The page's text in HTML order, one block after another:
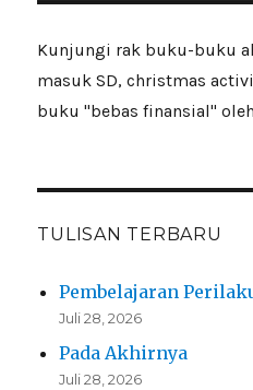
Kunjungi rak buku-buku
masuk SD, christmas
buku "bebas finansial" oleh
TULISAN TERBARU
Pembelajaran
Juli 28, 2026
Pada Akhirnya
Juli 28, 2026